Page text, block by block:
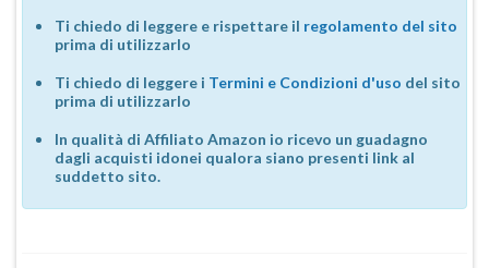
Ti chiedo di leggere e rispettare il regolamento del sito
prima di utilizzarlo
Ti chiedo di leggere i Termini e Condizioni d'uso del sito
prima di utilizzarlo
In qualità di Affiliato Amazon io ricevo un guadagno
dagli acquisti idonei qualora siano presenti link al
suddetto sito.